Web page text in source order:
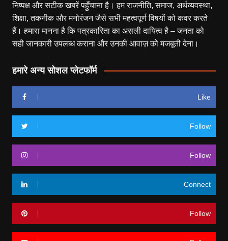
निष्पक्ष और सटीक खबरें पहुँचाना है। हम राजनीति, समाज, अर्थव्यवस्था,
शिक्षा, तकनीक और मनोरंजन जैसे सभी महत्वपूर्ण विषयों को कवर करते
हैं। हमारा मानना है कि पत्रकारिता का असली दायित्व है – जनता को
सही जानकारी उपलब्ध कराना और उनकी आवाज़ को मजबूती देना।
हमारे अन्य सोशल प्लेटफॉर्म
Like
Follow
Follow
Connect
Follow